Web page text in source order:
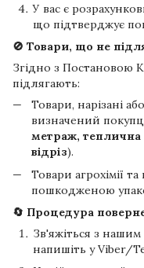
У вас є
що підтверджує
🚫 Товари, що не
Згідно з Постановою
підлягають:
Товари, нарізані
визначений
метраж, теплична
відріз).
Товари агрохімії
пошкодженою
🔄 Процедура
Зв'яжіться з
напишіть у Viber/